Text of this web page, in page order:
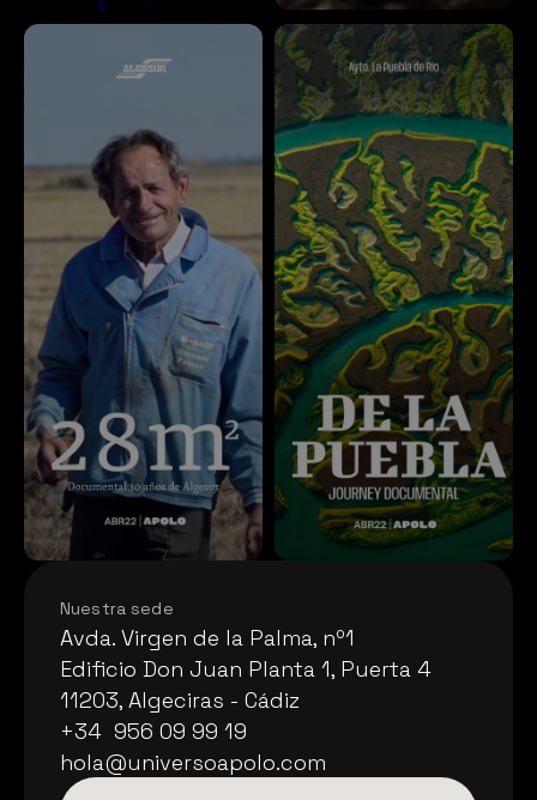
Nuestra sede
Avda. Virgen de la Palma, nº1
Avda. Virgen de la Palma, nº1
Edificio Don Juan Planta 1, Puerta 4
Edificio Don Juan Planta 1, Puerta 4
11203, Algeciras - Cádiz
11203, Algeciras - Cádiz
+34  956 09 99 19
+34  956 09 99 19
hola@universoapolo.com